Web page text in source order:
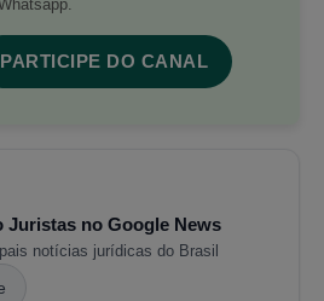
PARTICIPE DO CANAL
Juristas no Google News
notícias jurídicas do Brasil